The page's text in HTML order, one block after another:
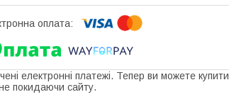
електронні платежі. Тепер ви можете купити
покидаючи сайту.